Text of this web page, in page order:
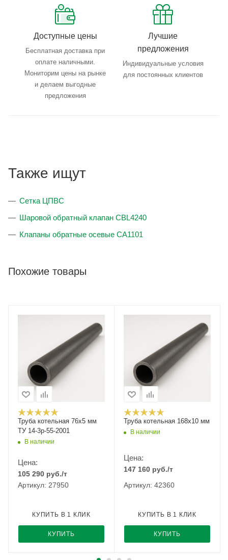
Доступные цены
Бесплатная доставка при
оплате наличными.
Мониторим цены на рынке
и делаем выгодные
предложения
Лучшие
предложения
Индивидуальные условия
для постоянных клиентов
Также ищут
Сетка ЦПВС
Шаровой обратный клапан CBL4240
Клапаны обратные осевые CA1101
Похожие товары
Труба котельная 76х5 мм
ТУ 14-3р-55-2001
В наличии
Цена:
105 290 руб./т
Артикул: 27950
КУПИТЬ
КУПИТЬ В 1 КЛИК
Труба котельная 168x10 мм
В наличии
Цена:
147 160 руб./т
Артикул: 42360
КУПИТЬ
КУПИТЬ В 1 КЛИК